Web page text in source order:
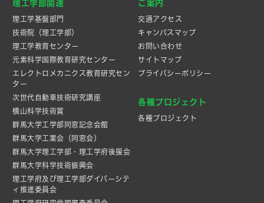
理工学部関連
理工学基盤部門
技術院（理工学部）
理工学教育センター
元素科学国際教育研究センター
エレクトロメカニクス教育研究セン
ター
次世代自動車技術研究講座
横山科学技術賞
群馬大学工学部同窓記念会館
群馬大学工業会（同窓会）
群馬大学理工学部・理工学府後援会
群馬大学科学技術振興会
理工学府及び理工学部ダイバーシテ
ィ推進委員会
ご案内
交通アクセス
キャンパスマップ
お問い合わせ
サイトマップ
プライバシーポリシー
各種プロジェクト
各種プロジェクト